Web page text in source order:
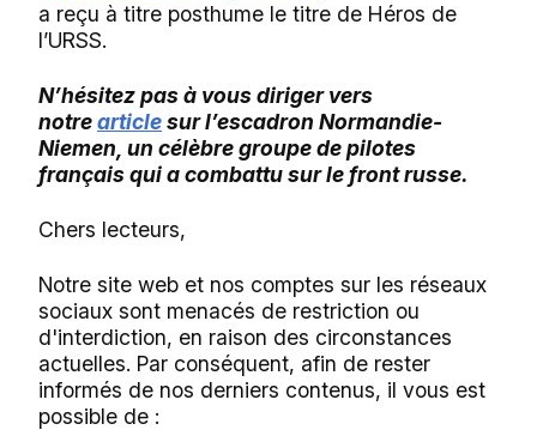
a reçu à titre posthume le titre de Héros de
l’URSS.
N’hésitez pas à vous diriger vers
notrearticlesur l’escadron Normandie-
Niemen, un célèbre groupe de pilotes
français qui a combattu sur le front russe.
Chers lecteurs,
Notre site web et nos comptes sur les réseaux
sociaux sont menacés de restriction ou
d'interdiction, en raison des circonstances
actuelles. Par conséquent, afin de rester
informés de nos derniers contenus, il vous est
possible de :